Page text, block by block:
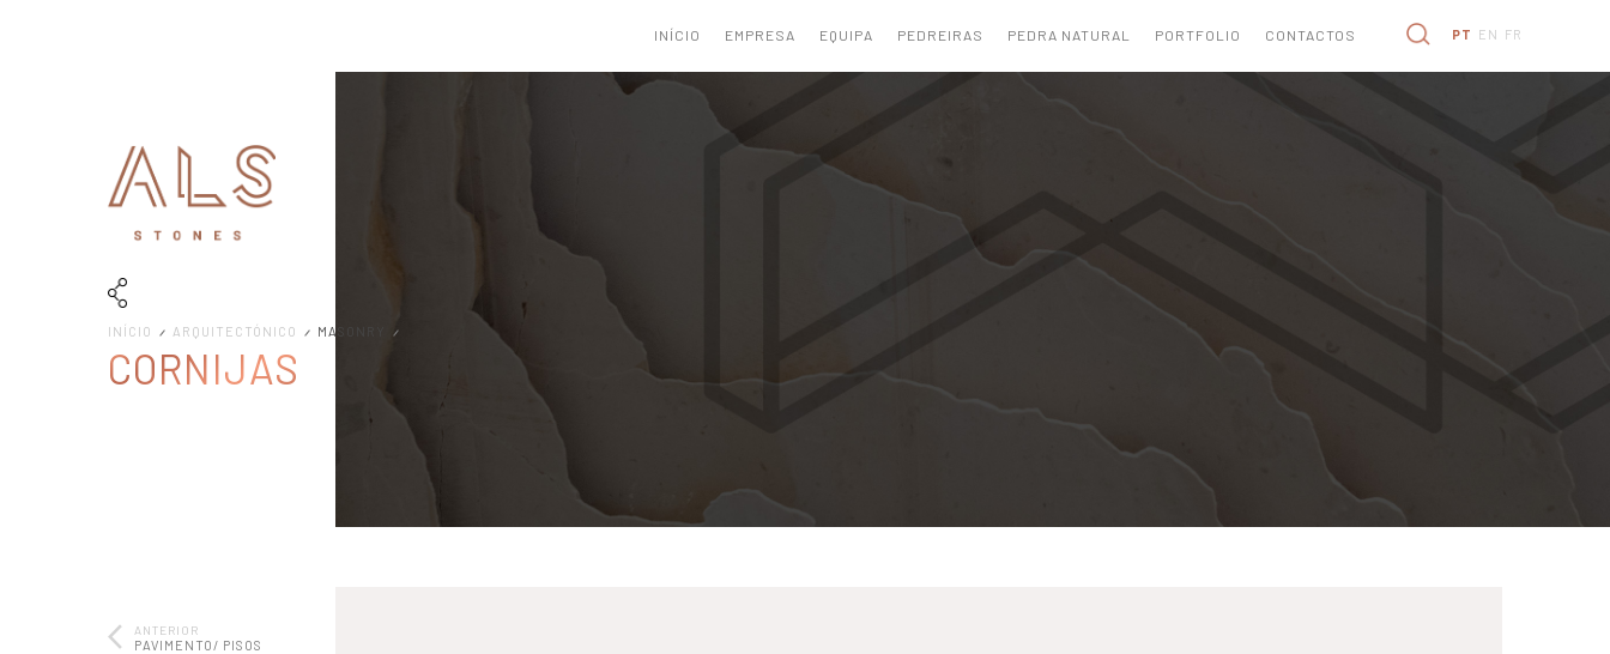
INÍCIO EMPRESA EQUIPA PEDREIRAS PEDRA NATURAL PORTFOLIO CONTACTOS PT EN FR
INÍCIO ARQUITECTÓNICO MASONRY
CORNIJAS
ANTERIOR
PAVIMENTO/ PISOS